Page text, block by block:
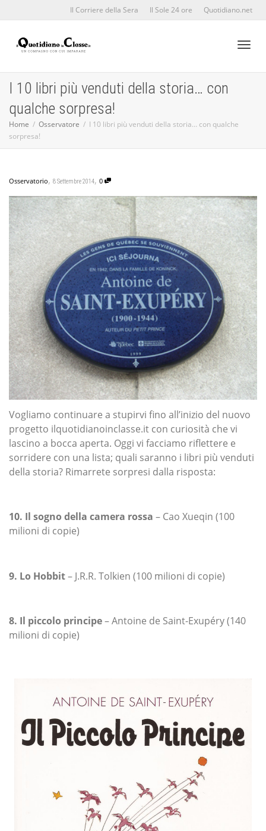
Il Corriere della Sera Il Sole 24 ore Quotidiano.net
I 10 libri più venduti della storia… con
qualche sorpresa!
Home Osservatore
I 10 libri più venduti della storia… con qualche
sorpresa!
Osservatorio, 8 Settembre 2014, 0
Vogliamo continuare a stupirvi fino all’inizio del nuovo
progetto ilquotidianoinclasse.it con curiosità che vi
lascino a bocca aperta. Oggi vi facciamo riflettere e
sorridere con una lista; quali saranno i libri più venduti
della storia? Rimarrete sorpresi dalla risposta:
10. Il sogno della camera rossa – Cao Xueqin (100
milioni di copie)
9. Lo Hobbit– J.R.R. Tolkien (100 milioni di copie)
8. Il piccolo principe– Antoine de Saint-Exupéry (140
milioni di copie)